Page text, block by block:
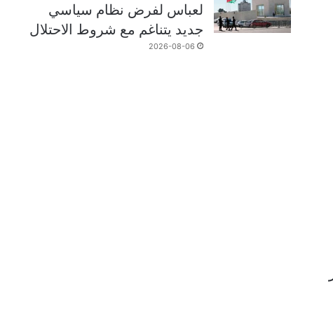
لعباس لفرض نظام سياسي
جديد يتناغم مع شروط الاحتلال
2026-08-06